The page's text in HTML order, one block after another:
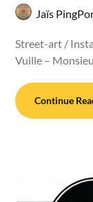
Jaïs
Street-art /
Vuille –
Continue